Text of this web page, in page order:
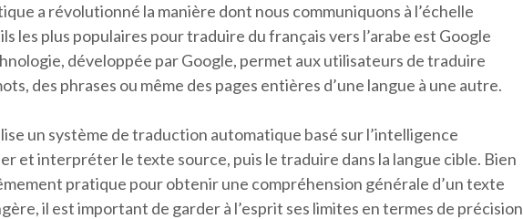
a révolutionné la manière dont nous communiquons à l’échelle
les plus populaires pour traduire du français vers l’arabe est Google
développée par Google, permet aux utilisateurs de traduire
des phrases ou même des pages entières d’une langue à une autre.
un système de traduction automatique basé sur l’intelligence
et interpréter le texte source, puis le traduire dans la langue cible. Bien
pratique pour obtenir une compréhension générale d’un texte
il est important de garder à l’esprit ses limites en termes de précision